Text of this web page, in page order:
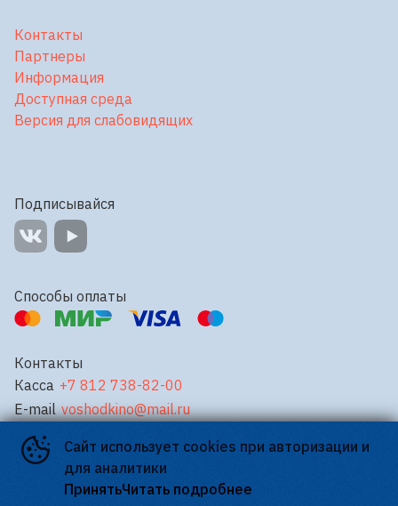
Сайт использует cookies при авторизации и
для аналитики
ПринятьЧитать подробнее
Контакты
Партнеры
Информация
Доступная среда
Версия для слабовидящих
Подписывайся
Способы оплаты
Контакты
Касса +7 812 738-82-00
E-mail voshodkino@mail.ru
Powered by p24.app